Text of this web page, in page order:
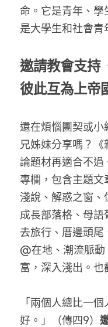
命。它是青年、學
是大學生和社會青
邀請教會支持
彼此互為上帝
還在煩惱團契或小
兄姊妹分享嗎？
論題材再適合不過
專欄，包含主題文
淺說、解惑之窗、
成長部落格、母
去旅行、厝邊頭
@在地、潮流脈
富，深入淺出。也
「兩個人總比一
好。」（傳四9）